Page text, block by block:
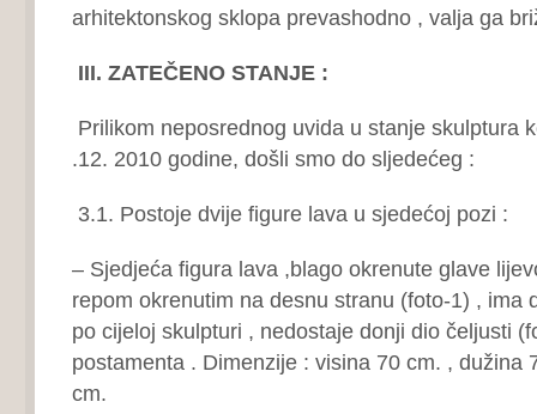
arhitektonskog sklopa prevashodno , valja ga
III. ZATEČENO STANJE :
Prilikom neposrednog uvida u stanje skulptura
.12. 2010 godine, došli smo do sljedećeg :
3.1. Postoje dvije figure lava u sjedećoj pozi :
– Sjedjeća figura lava ,blago okrenute glave
repom okrenutim na desnu stranu (foto-1) , ima
po cijeloj skulpturi , nedostaje donji dio čeljusti
postamenta . Dimenzije : visina 70 cm. , dužina
cm.